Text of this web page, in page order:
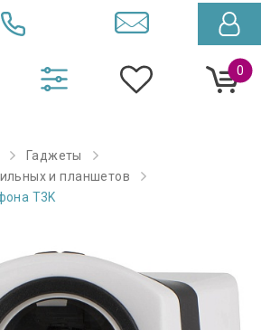
0
Гаджеты
и планшетов
T3K